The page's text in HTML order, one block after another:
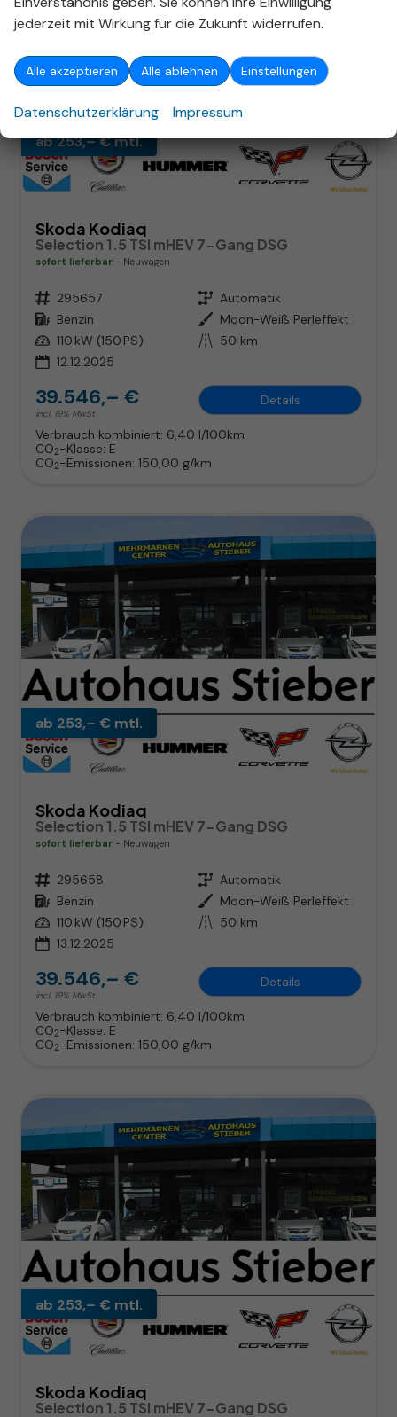
ab 253,– € mtl.
Skoda Kodiaq
Selection 1.5 TSI mHEV 7-Gang DSG
sofort lieferbar Neuwagen
Fahrzeugnr. 295657 Getriebe Automatik
Kraftstoff Benzin Außenfarbe Moon-Weiß Perleffekt
Leistung 110 kW (150 PS) Kilometerstand 50 km
12.12.2025
39.546,– €
incl. 19% MwSt.
Details
Verbrauch kombiniert: 6,40 l/100km
CO2-Klasse: E
CO2-Emissionen: 150,00 g/km
ab 253,– € mtl.
Skoda Kodiaq
Selection 1.5 TSI mHEV 7-Gang DSG
sofort lieferbar Neuwagen
Fahrzeugnr. 295658 Getriebe Automatik
Kraftstoff Benzin Außenfarbe Moon-Weiß Perleffekt
Leistung 110 kW (150 PS) Kilometerstand 50 km
13.12.2025
39.546,– €
incl. 19% MwSt.
Details
Verbrauch kombiniert: 6,40 l/100km
CO2-Klasse: E
CO2-Emissionen: 150,00 g/km
ab 253,– € mtl.
Skoda Kodiaq
Selection 1.5 TSI mHEV 7-Gang DSG
jederzeit mit Wirkung für die Zukunft widerrufen.
Alle akzeptieren Alle ablehnen Einstellungen
Datenschutzerklärung Impressum